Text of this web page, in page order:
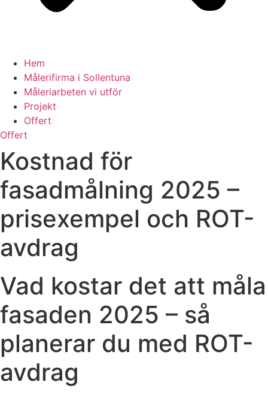
Hem
Målerifirma i Sollentuna
Måleriarbeten vi utför
Projekt
Offert
Offert
Kostnad för
fasadmålning 2025 –
prisexempel och ROT-
avdrag
Vad kostar det att måla
fasaden 2025 – så
planerar du med ROT-
avdrag